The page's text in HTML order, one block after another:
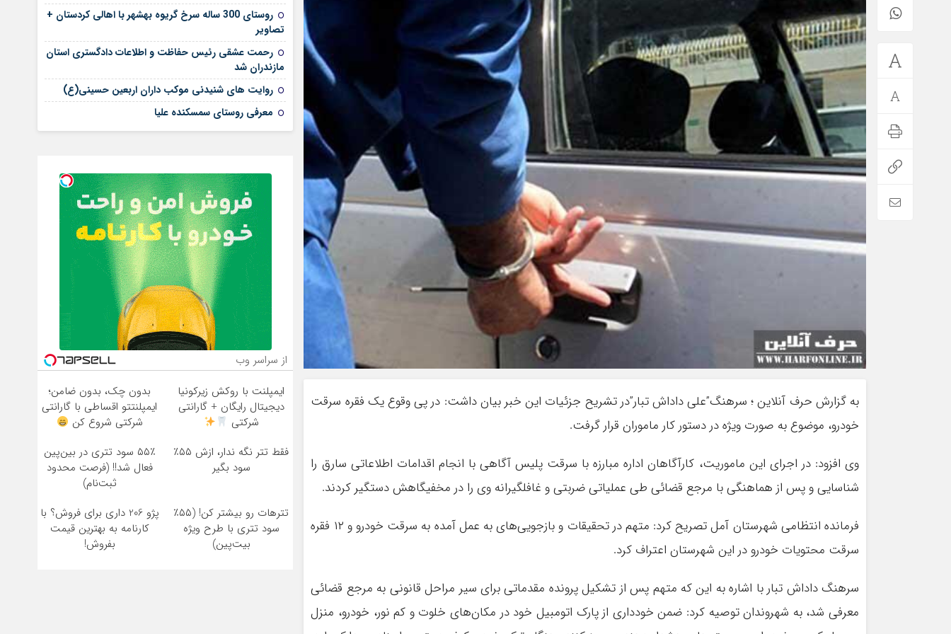
به گزارش حرف آنلاین ؛ سرهنگ”علی داداش تبار”در تشریح جزئیات این خبر بیان داشت: در پی وقوع یک فقره سرقت
خودرو، موضوع به صورت ویژه در دستور کار ماموران قرار گرفت.
وی افزود: در اجرای این ماموریت، کارآگاهان اداره مبارزه با سرقت پلیس آگاهی با انجام اقدامات اطلاعاتی سارق را
شناسایی و پس از هماهنگی با مرجع قضائی طی عملیاتی ضربتی و غافلگیرانه وی را در مخفیگاهش دستگیر کردند.
فرمانده انتظامی شهرستان آمل تصریح کرد: متهم در تحقیقات و بازجویی‌های به عمل آمده به سرقت خودرو و ۱۲ فقره
سرقت محتویات خودرو در این شهرستان اعتراف کرد.
سرهنگ داداش تبار با اشاره به این که متهم پس از تشکیل پرونده مقدماتی برای سیر مراحل قانونی به مرجع قضائی
معرفی شد، به شهروندان توصیه کرد: ضمن خودداری از پارک اتومبیل خود در مکان‌های خلوت و کم نور، خودرو، منزل
روستای 300 ساله سرخ ‌گریوه بهشهر با اهالی کردستان +
تصاویر
رحمت عشقی رئیس حفاظت و اطلاعات دادگستری استان
مازندران شد
روایت های شنیدنی موکب داران اربعین حسینی(ع)
معرفی روستای سمسکنده علیا
از سراسر وب
ایمپلنت با روکش زیرکونیا
دیجیتال رایگان + گارانتی
شرکتی
بدون چک، بدون ضامن؛
ایمپلنتتو اقساطی با گارانتی
شرکتی شروع کن
فقط تتر نگه ندار، ازش ۵۵٪
سود بگیر
۵۵٪ سود تتری در بین‌پین
فعال شد!! (فرصت محدود
ثبت‌نام)
تترهات رو بیشتر کن! (۵۵٪
سود تتری با طرح ویژه
بیت‌پین)
پژو 206 داری برای فروش؟ با
کارنامه به بهترین قیمت
بفروش!